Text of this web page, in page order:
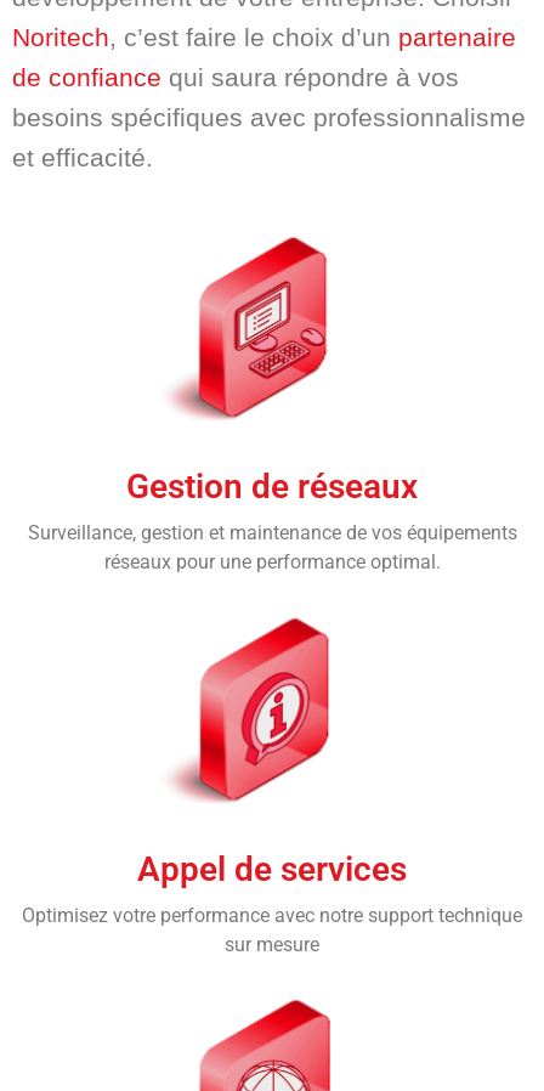
Noritech, c’est faire le choix d’un partenaire
de confiance qui saura répondre à vos
besoins spécifiques avec professionnalisme
et efficacité.
Gestion de réseaux
Surveillance, gestion et maintenance de vos équipements
réseaux pour une performance optimal.
Appel de services
Optimisez votre performance avec notre support technique
sur mesure